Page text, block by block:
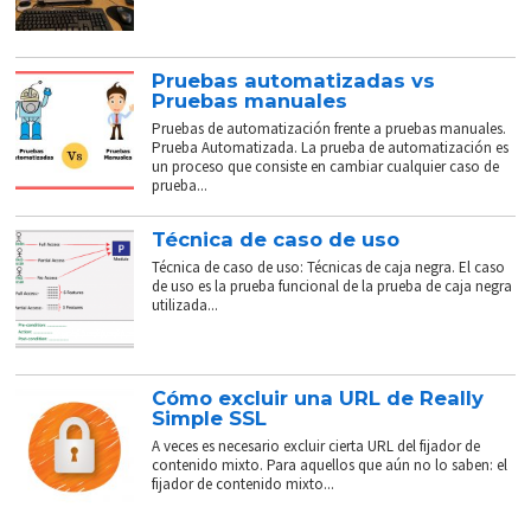
Pruebas automatizadas vs
Pruebas manuales
Pruebas de automatización frente a pruebas manuales.
Prueba Automatizada. La prueba de automatización es
un proceso que consiste en cambiar cualquier caso de
prueba...
Técnica de caso de uso
Técnica de caso de uso: Técnicas de caja negra. El caso
de uso es la prueba funcional de la prueba de caja negra
utilizada...
Cómo excluir una URL de Really
Simple SSL
A veces es necesario excluir cierta URL del fijador de
contenido mixto. Para aquellos que aún no lo saben: el
fijador de contenido mixto...